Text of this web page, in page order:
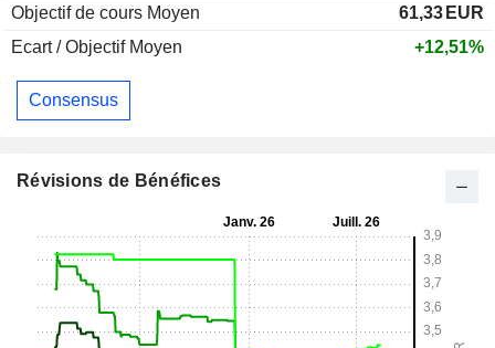
Objectif de cours Moyen
61,33 EUR
Ecart / Objectif Moyen
+12,51%
Consensus
Révisions de Bénéfices